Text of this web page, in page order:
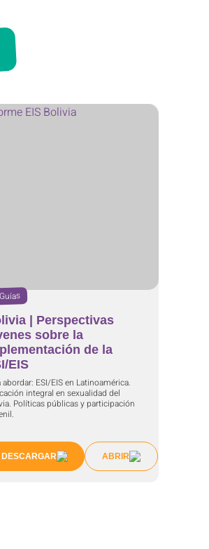
| Perspectivas
sobre la
de la
EIS
abordar: ESI/EIS en Latinoamérica.
integral en sexualidad del
Políticas públicas y participación
DESCARGAR ABRIR